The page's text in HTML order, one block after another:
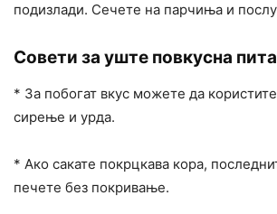
подизлади. Сечете на парчиња и
Совети за уште повкусна пита
* За побогат вкус можете да
сирење и урда.
* Ако сакате покрцкава кора,
печете без покривање.